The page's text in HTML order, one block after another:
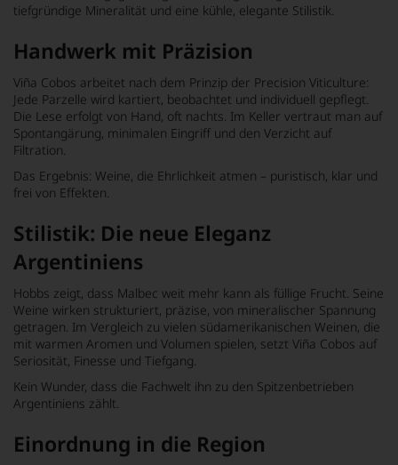
tiefgründige Mineralität und eine kühle, elegante Stilistik.
Handwerk mit Präzision
Viña Cobos arbeitet nach dem Prinzip der Precision Viticulture:
Jede Parzelle wird kartiert, beobachtet und individuell gepflegt.
Die Lese erfolgt von Hand, oft nachts. Im Keller vertraut man auf
Spontangärung, minimalen Eingriff und den Verzicht auf
Filtration.
Das Ergebnis: Weine, die Ehrlichkeit atmen – puristisch, klar und
frei von Effekten.
Stilistik: Die neue Eleganz
Argentiniens
Hobbs zeigt, dass Malbec weit mehr kann als füllige Frucht. Seine
Weine wirken strukturiert, präzise, von mineralischer Spannung
getragen. Im Vergleich zu vielen südamerikanischen Weinen, die
mit warmen Aromen und Volumen spielen, setzt Viña Cobos auf
Seriosität, Finesse und Tiefgang.
Kein Wunder, dass die Fachwelt ihn zu den Spitzenbetrieben
Argentiniens zählt.
Einordnung in die Region